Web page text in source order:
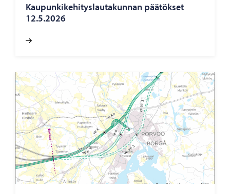
Kau­pun­ki­ke­hi­tys­lau­ta­kun­nan pää­tök­set
12.5.2026